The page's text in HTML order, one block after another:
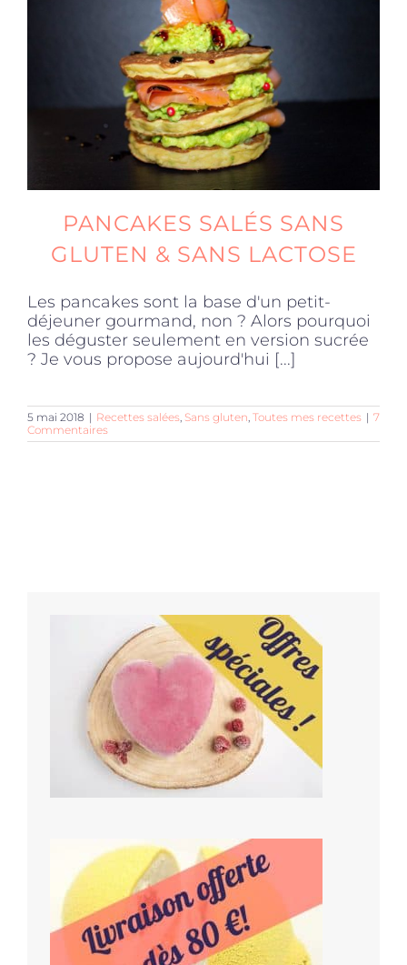
Produits sains
Click and collect
Accessoires
Offres
PANCAKES SALÉS SANS
GLUTEN & SANS LACTOSE
Les pancakes sont la base d'un petit-
déjeuner gourmand, non ? Alors pourquoi
les déguster seulement en version sucrée
? Je vous propose aujourd'hui [...]
5 mai 2018 | Recettes salées Sans gluten Toutes mes recettes | 7
Commentaires